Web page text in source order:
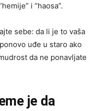
i “haosa”.
sebe: da li je to vaša
uđe u staro ako
da ne ponavljate
je da